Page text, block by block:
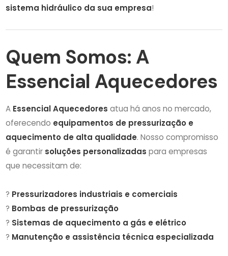
sistema hidráulico da sua empresa!
Quem Somos: A
Essencial Aquecedores
A Essencial Aquecedores atua há anos no mercado,
oferecendo equipamentos de pressurização e
aquecimento de alta qualidade. Nosso compromisso
é garantir soluções personalizadas para empresas
que necessitam de:
? Pressurizadores industriais e comerciais
? Bombas de pressurização
? Sistemas de aquecimento a gás e elétrico
? Manutenção e assistência técnica especializada